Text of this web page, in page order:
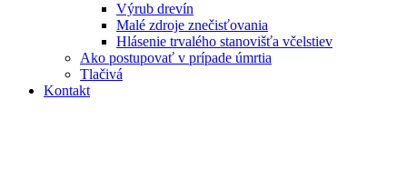
Výrub drevín
Malé zdroje znečisťovania
Hlásenie trvalého stanovišťa včelstiev
Ako postupovať v prípade úmrtia
Tlačivá
Kontakt